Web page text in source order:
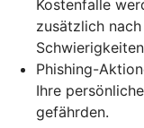
Kostenfalle
zusätzlich
Phishing-
Ihre
gefährden.